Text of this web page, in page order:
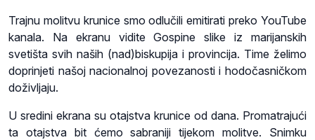
Trajnu molitvu krunice smo odlučili emitirati preko YouTube
kanala. Na ekranu vidite Gospine slike iz marijanskih
svetišta svih naših (nad)biskupija i provincija. Time želimo
doprinjeti našoj nacionalnoj povezanosti i hodočasničkom
doživljaju.
U sredini ekrana su otajstva krunice od dana. Promatrajući
ta otajstva bit ćemo sabraniji tijekom molitve. Snimku